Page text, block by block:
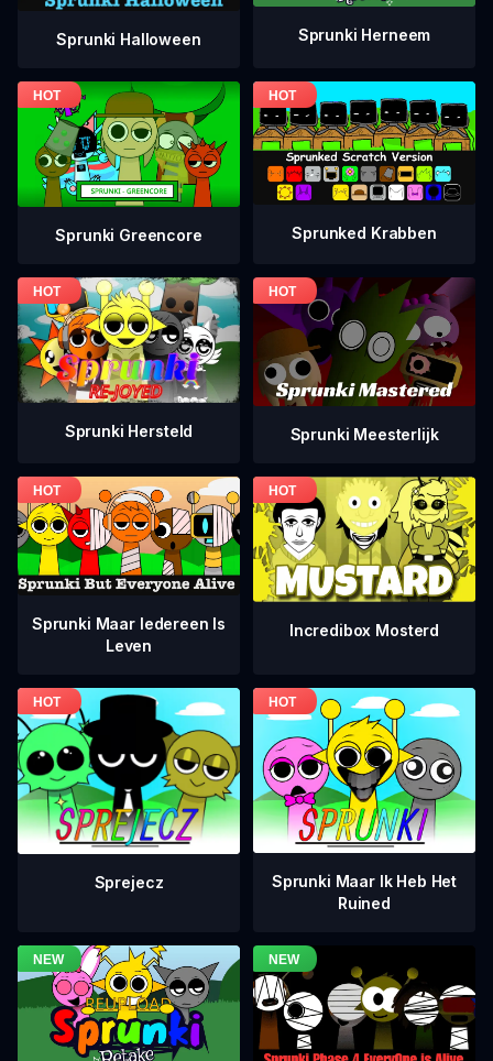
Sprunki Halloween Sprunki Herneem
Sprunki Greencore Sprunked Krabben
Sprunki Hersteld Sprunki Meesterlijk
Sprunki Maar Iedereen Is
Leven
Incredibox Mosterd
Sprejecz
Sprunki Maar Ik Heb Het
Ruined